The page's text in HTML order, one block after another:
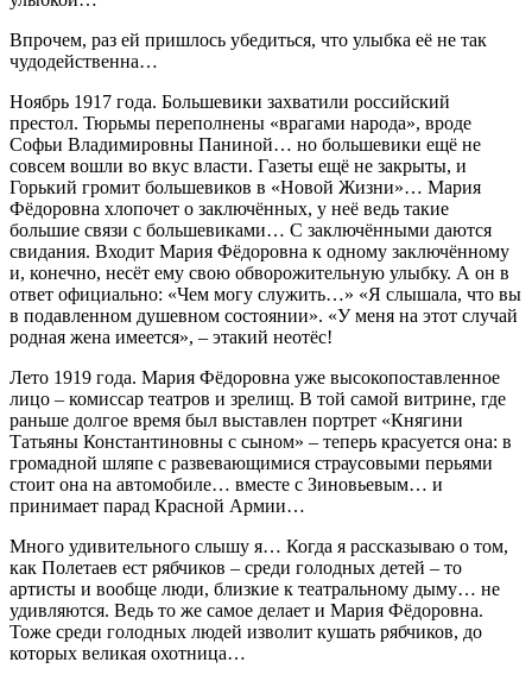
Впрочем, раз ей пришлось убедиться, что улыбка её не так
чудодейственна…
Ноябрь 1917 года. Большевики захватили российский
престол. Тюрьмы переполнены «врагами народа», вроде
Софьи Владимировны Паниной… но большевики ещё не
совсем вошли во вкус власти. Газеты ещё не закрыты, и
Горький громит большевиков в «Новой Жизни»… Мария
Фёдоровна хлопочет о заключённых, у неё ведь такие
большие связи с большевиками… С заключёнными даются
свидания. Входит Мария Фёдоровна к одному заключённому
и, конечно, несёт ему свою обворожительную улыбку. А он в
ответ официально: «Чем могу служить…» «Я слышала, что вы
в подавленном душевном состоянии». «У меня на этот случай
родная жена имеется», – этакий неотёс!
Лето 1919 года. Мария Фёдоровна уже высокопоставленное
лицо – комиссар театров и зрелищ. В той самой витрине, где
раньше долгое время был выставлен портрет «Княгини
Татьяны Константиновны с сыном» – теперь красуется она: в
громадной шляпе с развевающимися страусовыми перьями
стоит она на автомобиле… вместе с Зиновьевым… и
принимает парад Красной Армии…
Много удивительного слышу я… Когда я рассказываю о том,
как Полетаев ест рябчиков – среди голодных детей – то
артисты и вообще люди, близкие к театральному дыму… не
удивляются. Ведь то же самое делает и Мария Фёдоровна.
Тоже среди голодных людей изволит кушать рябчиков, до
которых великая охотница…